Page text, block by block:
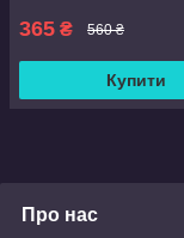
365 ₴ 560 ₴
Купити
Про нас